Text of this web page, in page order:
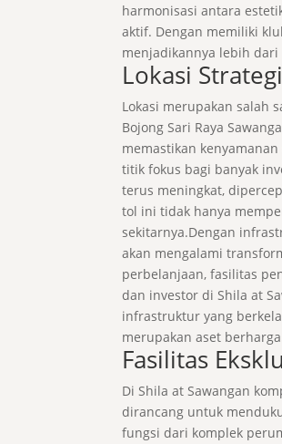
harmonisasi antara
aktif. Dengan memiliki
menjadikannya lebih
Lokasi
Lokasi merupakan salah
Bojong Sari Raya
memastikan
titik fokus bagi banyak
terus meningkat,
tol ini tidak hanya
sekitarnya.Dengan
akan mengalami
perbelanjaan, fasilitas
dan investor di Shila at
infrastruktur yang
merupakan aset
Fasilitas
Di Shila at Sawangan
dirancang untuk
fungsi dari komplek